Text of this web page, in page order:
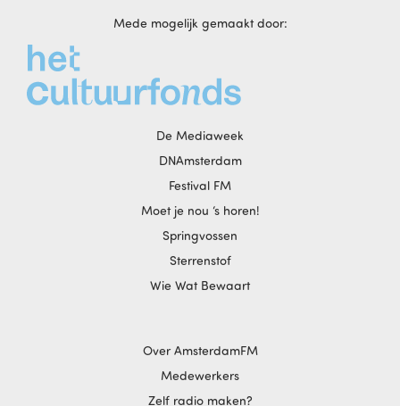
Mede mogelijk gemaakt door:
De Mediaweek
DNAmsterdam
Festival FM
Moet je nou ‘s horen!
Springvossen
Sterrenstof
Wie Wat Bewaart
Over AmsterdamFM
Medewerkers
Zelf radio maken?